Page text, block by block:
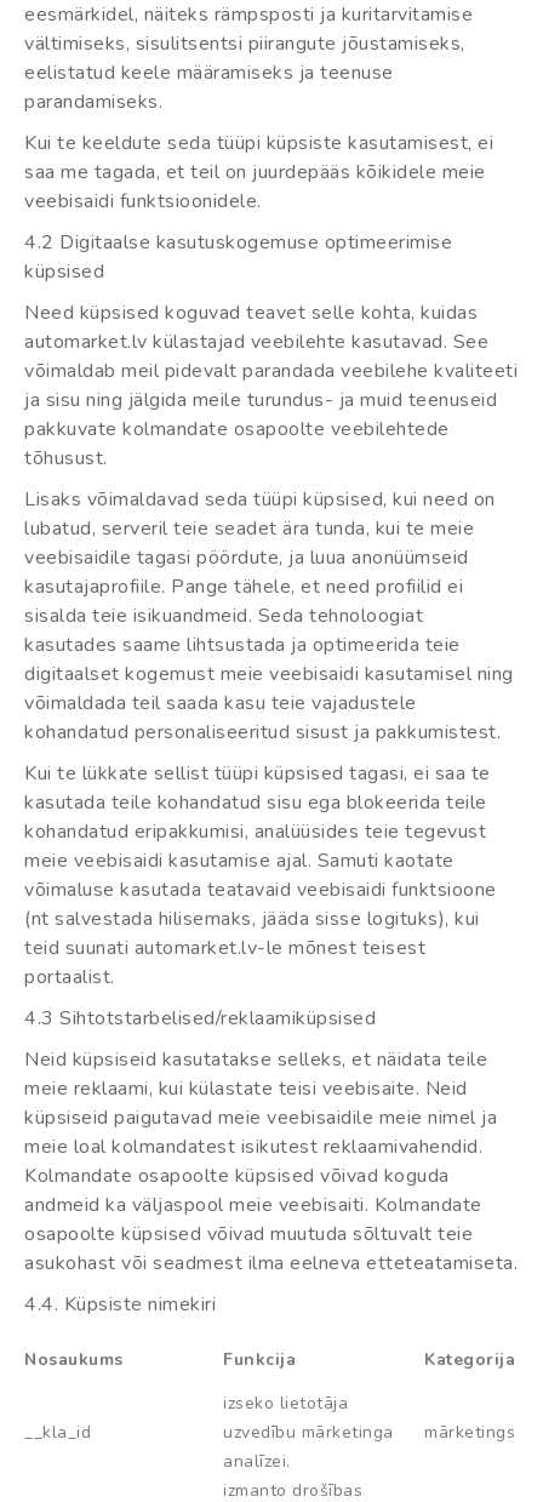
eesmärkidel, näiteks rämpsposti ja kuritarvitamise
vältimiseks, sisulitsentsi piirangute jõustamiseks,
eelistatud keele määramiseks ja teenuse
parandamiseks.
Kui te keeldute seda tüüpi küpsiste kasutamisest, ei
saa me tagada, et teil on juurdepääs kõikidele meie
veebisaidi funktsioonidele.
4.2 Digitaalse kasutuskogemuse optimeerimise
küpsised
Need küpsised koguvad teavet selle kohta, kuidas
automarket.lv külastajad veebilehte kasutavad. See
võimaldab meil pidevalt parandada veebilehe kvaliteeti
ja sisu ning jälgida meile turundus- ja muid teenuseid
pakkuvate kolmandate osapoolte veebilehtede
tõhusust.
Lisaks võimaldavad seda tüüpi küpsised, kui need on
lubatud, serveril teie seadet ära tunda, kui te meie
veebisaidile tagasi pöördute, ja luua anonüümseid
kasutajaprofiile. Pange tähele, et need profiilid ei
sisalda teie isikuandmeid. Seda tehnoloogiat
kasutades saame lihtsustada ja optimeerida teie
digitaalset kogemust meie veebisaidi kasutamisel ning
võimaldada teil saada kasu teie vajadustele
kohandatud personaliseeritud sisust ja pakkumistest.
Kui te lükkate sellist tüüpi küpsised tagasi, ei saa te
kasutada teile kohandatud sisu ega blokeerida teile
kohandatud eripakkumisi, analüüsides teie tegevust
meie veebisaidi kasutamise ajal. Samuti kaotate
võimaluse kasutada teatavaid veebisaidi funktsioone
(nt salvestada hilisemaks, jääda sisse logituks), kui
teid suunati automarket.lv-le mõnest teisest
portaalist.
4.3 Sihtotstarbelised/reklaamiküpsised
Neid küpsiseid kasutatakse selleks, et näidata teile
meie reklaami, kui külastate teisi veebisaite. Neid
küpsiseid paigutavad meie veebisaidile meie nimel ja
meie loal kolmandatest isikutest reklaamivahendid.
Kolmandate osapoolte küpsised võivad koguda
andmeid ka väljaspool meie veebisaiti. Kolmandate
osapoolte küpsised võivad muutuda sõltuvalt teie
asukohast või seadmest ilma eelneva etteteatamiseta.
4.4. Küpsiste nimekiri
Nosaukums Funkcija Kategorija
__kla_id
izseko lietotāja
uzvedību mārketinga
analīzei.
mārketings
izmanto drošības